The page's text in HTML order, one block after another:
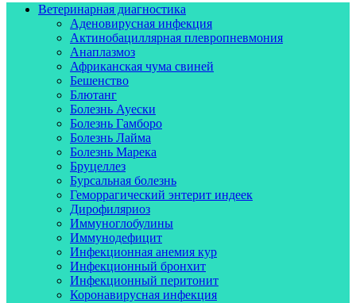
Ветеринарная диагностика
Аденовирусная инфекция
Актинобациллярная плевропневмония
Анаплазмоз
Африканская чума свиней
Бешенство
Блютанг
Болезнь Ауески
Болезнь Гамборо
Болезнь Лайма
Болезнь Марека
Бруцеллез
Бурсальная болезнь
Геморрагический энтерит индеек
Дирофиляриоз
Иммуноглобулины
Иммунодефицит
Инфекционная анемия кур
Инфекционный бронхит
Инфекционный перитонит
Коронавирусная инфекция